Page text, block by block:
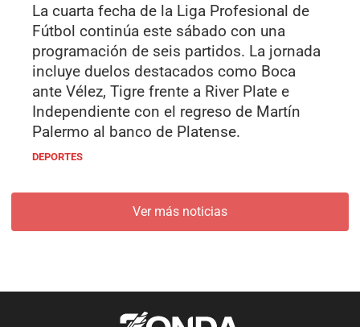
La cuarta fecha de la Liga Profesional de
Fútbol continúa este sábado con una
programación de seis partidos. La jornada
incluye duelos destacados como Boca
ante Vélez, Tigre frente a River Plate e
Independiente con el regreso de Martín
Palermo al banco de Platense.
DEPORTES
Ver más noticias